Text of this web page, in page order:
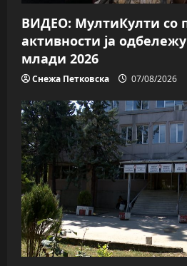
ВИДЕО: МултиКулти со
активности ја
млади 2026
Снежа Петковска 07/08/2026